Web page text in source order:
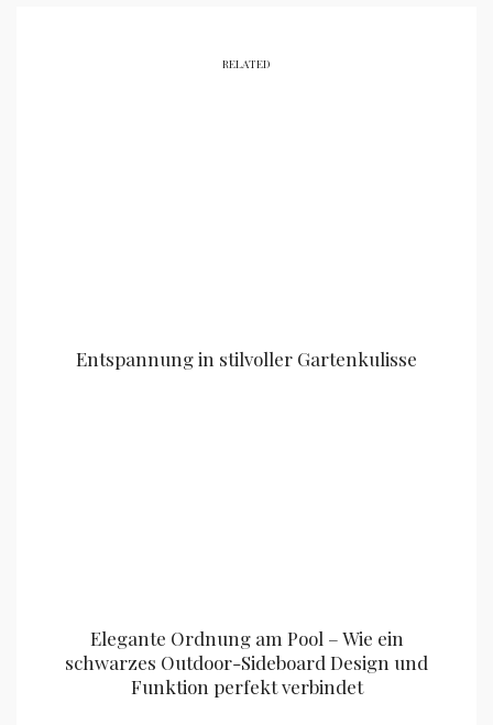
RELATED
Entspannung in stilvoller Gartenkulisse
Elegante Ordnung am Pool – Wie ein
schwarzes Outdoor-Sideboard Design und
Funktion perfekt verbindet